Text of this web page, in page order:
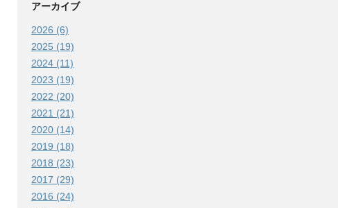
アーカイブ
2026 (6)
2025 (19)
2024 (11)
2023 (19)
2022 (20)
2021 (21)
2020 (14)
2019 (18)
2018 (23)
2017 (29)
2016 (24)